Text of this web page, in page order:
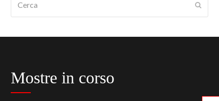
Mostre in corso